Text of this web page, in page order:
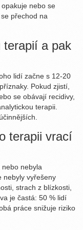
nebo se
přechod na
terapií a pak
lidí začne s 12-20
Pokud zjistí,
se obávají recidivy,
terapii.
terapii vrací
nebo nebyla
nebyly vyřešeny
strach z blízkosti,
je častá: 50 % lidí
práce snižuje riziko